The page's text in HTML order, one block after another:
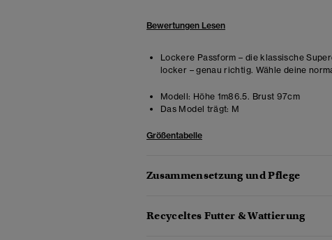
Bewertungen Lesen
Lockere Passform – die klassische
locker – genau richtig. Wähle deine
Modell: Höhe 1m86.5. Brust 97cm
Das Model trägt: M
Größentabelle
Zusammensetzung und Pflege
Recyceltes Futter & Wattierung